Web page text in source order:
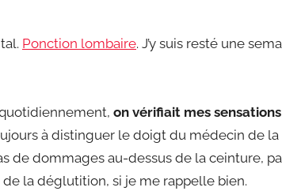
Ponction lombaire. J’y suis resté une
on vérifiait mes
à distinguer le doigt du médecin de
de dommages au-dessus de la ceinture,
la déglutition, si je me rappelle bien.